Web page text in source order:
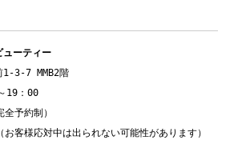
ミヤノマエメンズビューティー
1-3-7 MMB2階
19：00
お客様応対中は出られない可能性があります）